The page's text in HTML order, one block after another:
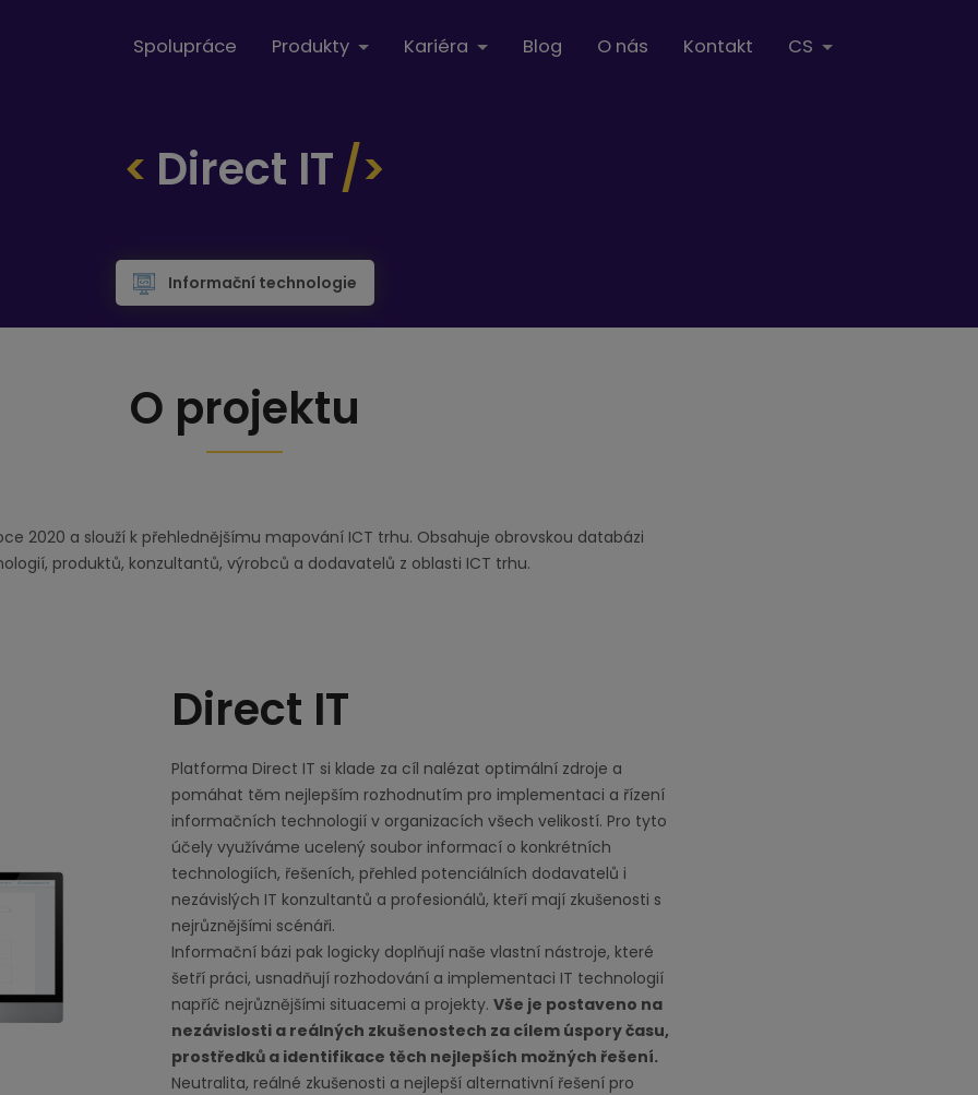
Spolupráce Produkty Kariéra Blog O nás Kontakt CS
Direct IT
Informační technologie
O projektu
2020 a slouží k přehlednějšímu mapování ICT trhu. Obsahuje obrovskou databázi
produktů, konzultantů, výrobců a dodavatelů z oblasti ICT trhu.
Direct IT
Platforma Direct IT si klade za cíl nalézat optimální zdroje a
pomáhat těm nejlepším rozhodnutím pro implementaci a řízení
informačních technologií v organizacích všech velikostí. Pro tyto
účely využíváme ucelený soubor informací o konkrétních
technologiích, řešeních, přehled potenciálních dodavatelů i
nezávislých IT konzultantů a profesionálů, kteří mají zkušenosti s
nejrůznějšími scénáři.
Informační bázi pak logicky doplňují naše vlastní nástroje, které
šetří práci, usnadňují rozhodování a implementaci IT technologií
napříč nejrůznějšími situacemi a projekty.Vše je postaveno na
nezávislosti a reálných zkušenostech za cílem úspory času,
prostředků a identifikace těch nejlepších možných řešení.
Neutralita, reálné zkušenosti a nejlepší alternativní řešení pro